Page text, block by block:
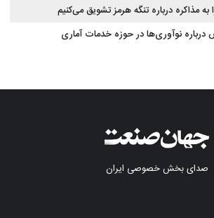
مذاکره درباره تنگه هرمز تشویق می‌کنیم
درباره نوآوری‌ها در حوزه خدمات آماری
صدای بخش خصوصی ایران